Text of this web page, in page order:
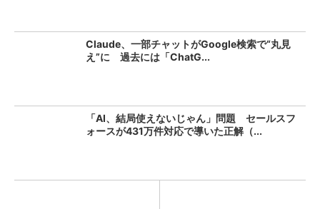
Claude、一部チャットがGoogle検索で“丸見
え”に 過去には「ChatG...
「AI、結局使えないじゃん」問題 セールスフ
ォースが431万件対応で導いた正解（...